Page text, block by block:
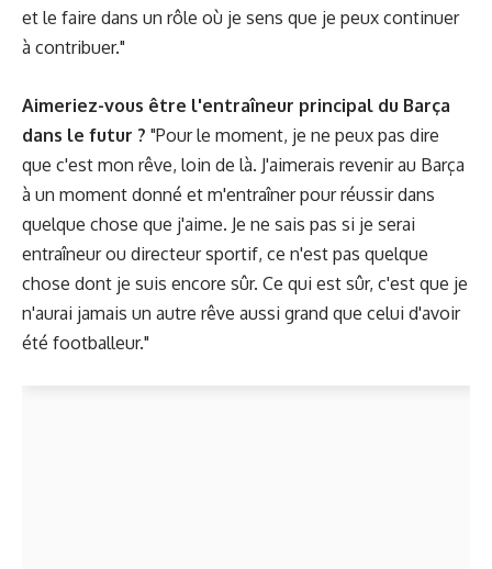
et le faire dans un rôle où je sens que je peux continuer
à contribuer."
Aimeriez-vous être l'entraîneur principal du Barça
dans le futur ? "Pour le moment, je ne peux pas dire
que c'est mon rêve, loin de là. J'aimerais revenir au Barça
à un moment donné et m'entraîner pour réussir dans
quelque chose que j'aime. Je ne sais pas si je serai
entraîneur ou directeur sportif, ce n'est pas quelque
chose dont je suis encore sûr. Ce qui est sûr, c'est que je
n'aurai jamais un autre rêve aussi grand que celui d'avoir
été footballeur."